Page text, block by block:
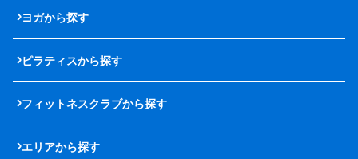
ヨガから探す
ピラティスから探す
フィットネスクラブから探す
エリアから探す